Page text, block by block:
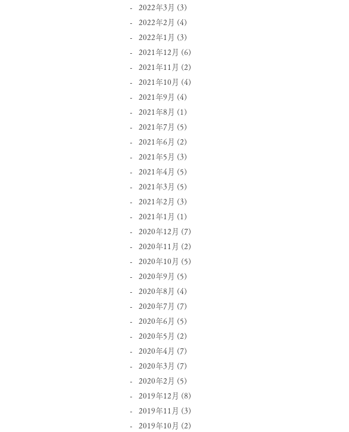
2022年3月 (3)
2022年2月 (4)
2022年1月 (3)
2021年12月 (6)
2021年11月 (2)
2021年10月 (4)
2021年9月 (4)
2021年8月 (1)
2021年7月 (5)
2021年6月 (2)
2021年5月 (3)
2021年4月 (5)
2021年3月 (5)
2021年2月 (3)
2021年1月 (1)
2020年12月 (7)
2020年11月 (2)
2020年10月 (5)
2020年9月 (5)
2020年8月 (4)
2020年7月 (7)
2020年6月 (5)
2020年5月 (2)
2020年4月 (7)
2020年3月 (7)
2020年2月 (5)
2019年12月 (8)
2019年11月 (3)
2019年10月 (2)